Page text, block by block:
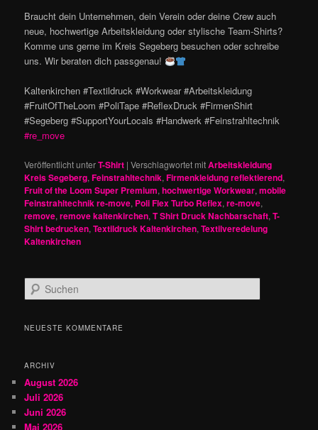
Braucht dein Unternehmen, dein Verein oder deine Crew auch
neue, hochwertige Arbeitskleidung oder stylische Team-Shirts?
Komme uns gerne im Kreis Segeberg besuchen oder schreibe
uns. Wir beraten dich passgenau!
Kaltenkirchen #Textildruck #Workwear #Arbeitskleidung
#FruitOfTheLoom #PoliTape #ReflexDruck #FirmenShirt
#Segeberg #SupportYourLocals #Handwerk #Feinstrahltechnik
#re_move
Veröffentlicht unterT-Shirt |Verschlagwortet mitArbeitskleidung
Kreis Segeberg,Feinstrahltechnik,Firmenkleidung reflektierend,
Fruit of the Loom Super Premium,hochwertige Workwear,mobile
Feinstrahltechnik re-move, Poli Flex Turbo Reflex,re-move,
remove,remove kaltenkirchen,T Shirt Druck Nachbarschaft,T-
Shirt bedrucken,Textildruck Kaltenkirchen,Textilveredelung
Kaltenkirchen
u
h
NEUESTE KOMMENTARE
ARCHIV
August 2026
Juli 2026
Juni 2026
Mai 2026